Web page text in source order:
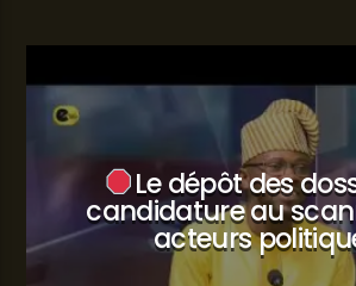
Le dépôt des
candidature au
acteurs